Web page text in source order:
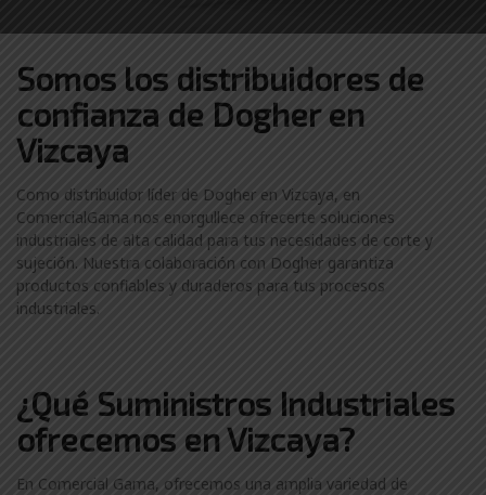
Somos los distribuidores de
confianza de Dogher en
Vizcaya
Como distribuidor líder de Dogher en Vizcaya, en
ComercialGama nos enorgullece ofrecerte soluciones
industriales de alta calidad para tus necesidades de corte y
sujeción. Nuestra colaboración con Dogher garantiza
productos confiables y duraderos para tus procesos
industriales.
¿Qué Suministros Industriales
ofrecemos en Vizcaya?
En Comercial Gama, ofrecemos una amplia variedad de